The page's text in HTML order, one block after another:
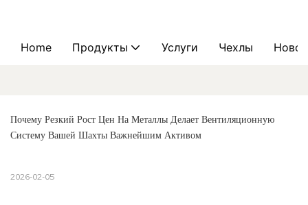
Home Продукты Услуги Чехлы
Почему Резкий Рост Цен На Металлы Делает Вентиляционную
Систему Вашей Шахты Важнейшим Активом
2026-02-05